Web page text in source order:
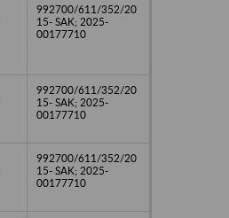
992700/611/352/20
15- SAK; 2025-
00177710
992700/611/352/20
15- SAK; 2025-
00177710
992700/611/352/20
15- SAK; 2025-
00177710